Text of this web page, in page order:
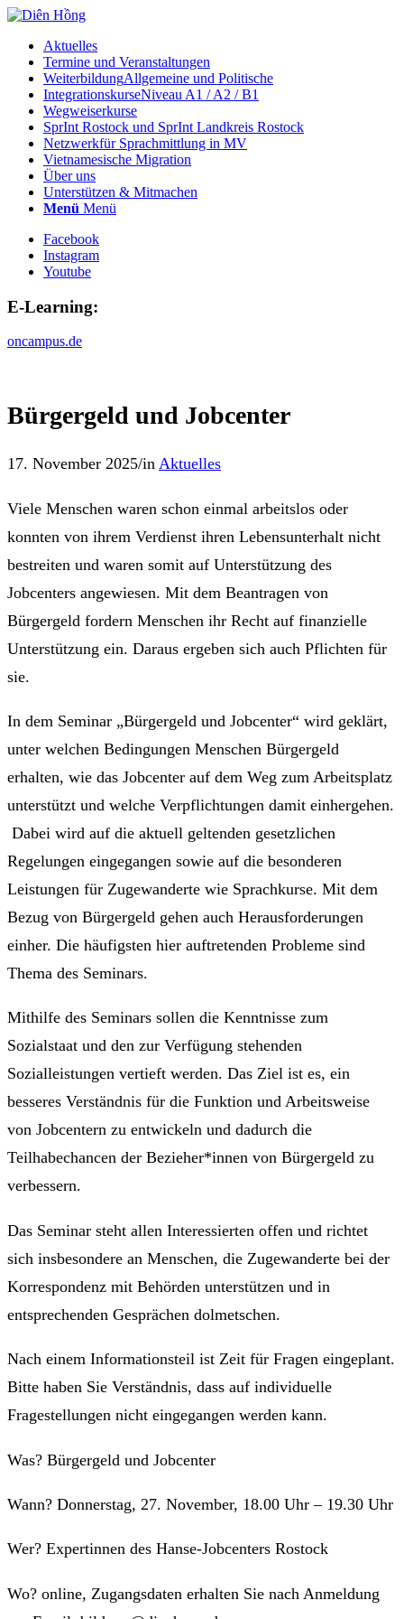
Aktuelles
Termine und Veranstaltungen
WeiterbildungAllgemeine und Politische
IntegrationskurseNiveau A1 / A2 / B1
Wegweiserkurse
SprInt Rostock und SprInt Landkreis Rostock
Netzwerkfür Sprachmittlung in MV
Vietnamesische Migration
Über uns
Unterstützen & Mitmachen
Menü Menü
Facebook
Instagram
Youtube
E-Learning:
oncampus.de
Bürgergeld und Jobcenter
17. November 2025/in Aktuelles
Viele Menschen waren schon einmal arbeitslos oder
konnten von ihrem Verdienst ihren Lebensunterhalt nicht
bestreiten und waren somit auf Unterstützung des
Jobcenters angewiesen. Mit dem Beantragen von
Bürgergeld fordern Menschen ihr Recht auf finanzielle
Unterstützung ein. Daraus ergeben sich auch Pflichten für
sie.
In dem Seminar „Bürgergeld und Jobcenter“ wird geklärt,
unter welchen Bedingungen Menschen Bürgergeld
erhalten, wie das Jobcenter auf dem Weg zum Arbeitsplatz
unterstützt und welche Verpflichtungen damit einhergehen.
Dabei wird auf die aktuell geltenden gesetzlichen
Regelungen eingegangen sowie auf die besonderen
Leistungen für Zugewanderte wie Sprachkurse. Mit dem
Bezug von Bürgergeld gehen auch Herausforderungen
einher. Die häufigsten hier auftretenden Probleme sind
Thema des Seminars.
Mithilfe des Seminars sollen die Kenntnisse zum
Sozialstaat und den zur Verfügung stehenden
Sozialleistungen vertieft werden. Das Ziel ist es, ein
besseres Verständnis für die Funktion und Arbeitsweise
von Jobcentern zu entwickeln und dadurch die
Teilhabechancen der Bezieher*innen von Bürgergeld zu
verbessern.
Das Seminar steht allen Interessierten offen und richtet
sich insbesondere an Menschen, die Zugewanderte bei der
Korrespondenz mit Behörden unterstützen und in
entsprechenden Gesprächen dolmetschen.
Nach einem Informationsteil ist Zeit für Fragen eingeplant.
Bitte haben Sie Verständnis, dass auf individuelle
Fragestellungen nicht eingegangen werden kann.
Was? Bürgergeld und Jobcenter
Wann? Donnerstag, 27. November, 18.00 Uhr – 19.30 Uhr
Wer? Expertinnen des Hanse-Jobcenters Rostock
Wo? online, Zugangsdaten erhalten Sie nach Anmeldung